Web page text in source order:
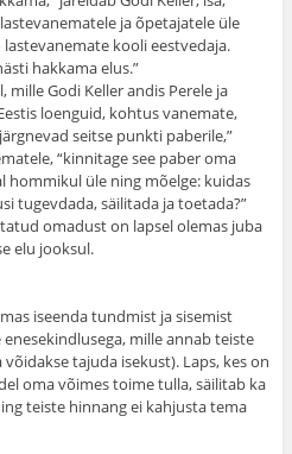
ja õpetajatele üle
kooli eestvedaja.
hakkama elus.”
Godi Keller andis Perele ja
loenguid, kohtus vanemate,
seitse punkti paberile,”
“kinnitage see paber oma
hommikul üle ning mõelge: kuidas
tugevdada, säilitada ja toetada?”
omadust on lapsel olemas juba
elu jooksul.
iseenda tundmist ja sisemist
mille annab teiste
tajuda isekust). Laps, kes on
oma võimes toime tulla, säilitab ka
teiste hinnang ei kahjusta tema